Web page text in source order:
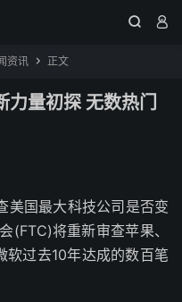
 
资讯  正文
力量初探 无数热门
美国最大科技公司是否变
(FTC)将重新审查苹果、
过去10年达成的数百笔